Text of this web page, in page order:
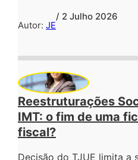
Autor: JE
/ 2 Julho 2026
Reestruturações
IMT: o fim de uma
fiscal?
Decisão do TJUE limita a